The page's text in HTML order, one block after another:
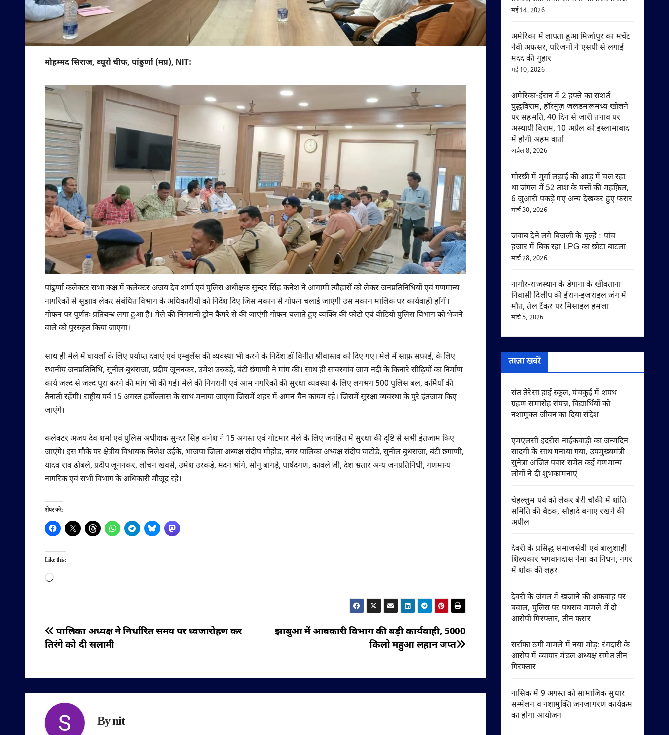
मोहम्मद सिराज, ब्यूरो चीफ, पांढुर्णा (मप्र), NIT:
पांढुर्णा कलेक्टर सभा कक्ष में कलेक्टर अजय देव शर्मा एवं पुलिस अधीक्षक सुन्दर सिंह कनेश ने आगामी त्यौहारों को लेकर जनप्रतिनिधियों एवं गणमान्य
नागरिकों से सुझाव लेकर संबंधित विभाग के अधिकारीयों को निर्देश दिए जिस मकान से गोफन चलाई जाएगी उस मकान मालिक पर कार्यवाही होंगी।
गोफन पर पूर्णतः प्रतिबन्ध लगा हुआ है। मेले की निगरानी ड्रोन कैमरे से की जाएंगी गोफन चलाते हुए व्यक्ति की फोटो एवं वीडियो पुलिस विभाग को भेजने
वाले को पुरस्कृत किया जाएगा।
साथ ही मेले में घायलों के लिए पर्याप्त दवाएं एवं एम्बुलेंस की व्यवस्था भी करने के निर्देश डॉ विनीत श्रीवास्तव को दिए गए। मेले में साफ़ सफ़ाई, के लिए
स्थानीय जनप्रतिनिधि, सुनील बुधराजा, प्रदीप जूननकर, उमेश उरकड़े, बंटी छंगाणी ने मांग की। साथ ही सावरगांव जाम नदी के किनारे सीढ़ियों का निर्माण
कार्य जल्द से जल्द पूरा करने की मांग भी की गई। मेले की निगरानी एवं आम नगरिकों की सुरक्षा व्यवस्था के लिए लगभग 500 पुलिस बल, कर्मियों की
तैनाती रहेंगी। राष्ट्रीय पर्व 15 अगस्त हर्षोल्लास के साथ मनाया जाएगा जिसमें शहर में अमन चैन कायम रहे। जिसमें सुरक्षा व्यवस्था के पुरे इंतजाम किए
जाएंगे।
कलेक्टर अजय देव शर्मा एवं पुलिस अधीक्षक सुन्दर सिंह कनेश ने 15 अगस्त एवं गोटमार मेले के लिए जनहित में सुरक्षा की दृष्टि से सभी इंतजाम किए
जाएंगे। इस मौके पर क्षेत्रीय विधायक निलेश उईके, भाजपा जिला अध्यक्ष संदीप मोहोड, नगर पालिका अध्यक्ष संदीप घाटोडे, सुनील बुधराजा, बंटी छंगाणी,
यादव राव ढोबले, प्रदीप जूननकर, लोचन खवसे, उमेश उरकड़े, मदन भांगे, सोनू बागड़े, पार्षदगण, कावले जी, देश भ्रतार अन्य जनप्रतिनिधी, गणमान्य
नागरिक एवं सभी विभाग के अधिकारी मौजूद रहे।
शेयर करें:
Like this:
Loading…
पोस्ट
नेविगेशन
झाबुआ में आबकारी विभाग की बड़ी कार्यवाही, 5000
किलो महुआ लहान जप्त
पालिका अध्यक्ष ने निर्धारित समय पर ध्वजारोहण कर
तिरंगे को दी सलामी
Bynit
मई 14, 2026
अमेरिका में लापता हुआ मिर्जापुर का मर्चेंट
नेवी अफसर, परिजनों ने एसपी से लगाई
मदद की गुहार
मई 10, 2026
अमेरिका-ईरान में 2 हफ्ते का सशर्त
युद्धविराम, हॉरमुज़ जलडमरूमध्य खोलने
पर सहमति, 40 दिन से जारी तनाव पर
अस्थायी विराम, 10 अप्रैल को इस्लामाबाद
में होगी अहम वार्ता
अप्रैल 8, 2026
मोरछी में मुर्गा लड़ाई की आड़ में चल रहा
था जंगल में 52 ताश के पत्तों की महफ़िल,
6 जुआरी पकड़े गए अन्य देखकर हुए फरार
मार्च 30, 2026
जवाब देने लगे बिजली के चूल्हे : पांच
हजार में बिक रहा LPG का छोटा बाटला
मार्च 28, 2026
नागौर-राजस्थान के डेगाना के खींवताना
निवासी दिलीप की ईरान-इजराइल जंग में
मौत, तेल टैंकर पर मिसाइल हमला
मार्च 5, 2026
ताज़ा खबरें
संत तेरेसा हाई स्कूल, पंचकुई में शपथ
ग्रहण समारोह संपन्न, विद्यार्थियों को
नशामुक्त जीवन का दिया संदेश
एमएलसी इदरीस नाईकवाड़ी का जन्मदिन
सादगी के साथ मनाया गया, उपमुख्यमंत्री
सुनेत्रा अजित पवार समेत कई गणमान्य
लोगों ने दी शुभकामनाएं
चेहल्लुम पर्व को लेकर बेरी चौकी में शांति
समिति की बैठक, सौहार्द बनाए रखने की
अपील
देवरी के प्रसिद्ध समाजसेवी एवं बालूशाही
शिल्पकार भगवानदास नेमा का निधन, नगर
में शोक की लहर
देवरी के जंगल में खजाने की अफवाह पर
बवाल, पुलिस पर पथराव मामले में दो
आरोपी गिरफ्तार, तीन फरार
सर्राफा ठगी मामले में नया मोड़: रंगदारी के
आरोप में व्यापार मंडल अध्यक्ष समेत तीन
गिरफ्तार
नासिक में 9 अगस्त को सामाजिक सुधार
सम्मेलन व नशामुक्ति जनजागरण कार्यक्रम
का होगा आयोजन